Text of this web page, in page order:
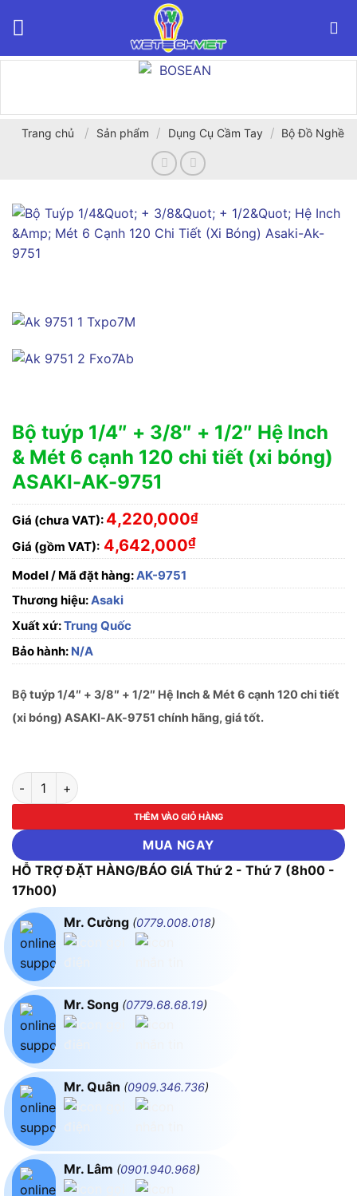
Trang chủ / Sản phẩm / Dụng Cụ Cầm Tay / Bộ Đồ Nghề
Bộ tuýp 1/4″ + 3/8″ + 1/2″ Hệ Inch
& Mét 6 cạnh 120 chi tiết (xi bóng)
ASAKI-AK-9751
Giá (chưa VAT): 4,220,000₫
Giá (gồm VAT): 4,642,000₫
Model / Mã đặt hàng:AK-9751
Thương hiệu:Asaki
Xuất xứ:Trung Quốc
Bảo hành: N/A
Bộ tuýp 1/4″ + 3/8″ + 1/2″ Hệ Inch & Mét 6 cạnh 120 chi tiết
(xi bóng) ASAKI-AK-9751 chính hãng, giá tốt.
Bộ tuýp 1/4" + 3/8" + 1/2" Hệ Inch & Mét 6 cạnh 120 chi tiết
THÊM VÀO GIỎ HÀNG
MUA NGAY
HỖ TRỢ ĐẶT HÀNG/BÁO GIÁ Thứ 2 - Thứ 7 (8h00 -
17h00)
Mr. Cường (0779.008.018)
Mr. Song (0779.68.68.19)
Mr. Quân (0909.346.736)
Mr. Lâm (0901.940.968)